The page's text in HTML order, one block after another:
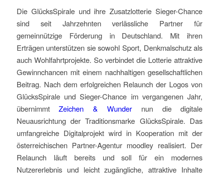
Die GlücksSpirale und ihre Zusatzlotterie Sieger-Chance
sind seit Jahrzehnten verlässliche Partner für
gemeinnützige Förderung in Deutschland. Mit ihren
Erträgen unterstützen sie sowohl Sport, Denkmalschutz als
auch Wohlfahrtprojekte. So verbindet die Lotterie attraktive
Gewinnchancen mit einem nachhaltigen gesellschaftlichen
Beitrag. Nach dem erfolgreichen Relaunch der Logos von
GlücksSpirale und Sieger-Chance im vergangenen Jahr,
übernimmtZeichen & Wunder nun die digitale
Neuausrichtung der Traditionsmarke GlücksSpirale. Das
umfangreiche Digitalprojekt wird in Kooperation mit der
österreichischen Partner-Agentur moodley realisiert. Der
Relaunch läuft bereits und soll für ein modernes
Nutzererlebnis und leicht zugängliche, attraktive Inhalte